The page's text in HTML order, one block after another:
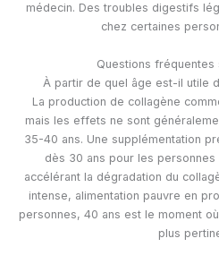
médecin. Des troubles digestifs
chez certaines
Questions fréquentes
À partir de quel âge est-il utile
La production de collagène
mais les effets ne sont
35-40 ans. Une supplémentation
dès 30 ans pour les
accélérant la dégradation du
intense, alimentation pauvre en
personnes, 40 ans est le moment
plus